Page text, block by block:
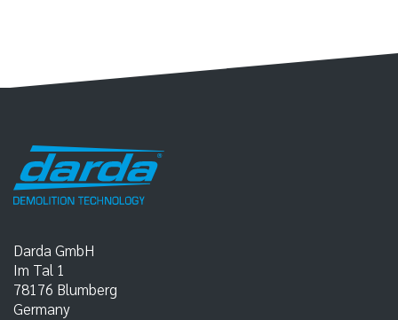
Darda GmbH
Im Tal 1
78176 Blumberg
Germany